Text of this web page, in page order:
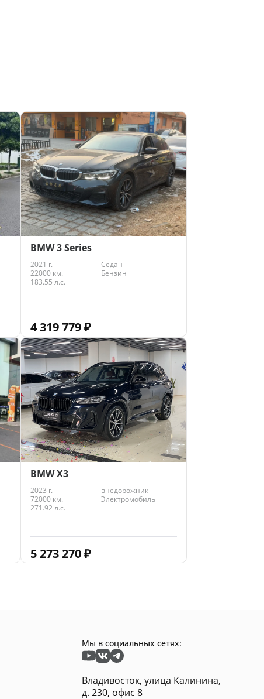
BMW 3 Series
2021 г.
Седан
22000 км.
Бензин
183.55 л.с.
4 319 779₽
BMW X3
2023 г.
внедорожник
72000 км.
Электромобиль
271.92 л.с.
5 273 270₽
Мы в социальных сетях:
Владивосток, улица Калинина,
д. 230, офис 8